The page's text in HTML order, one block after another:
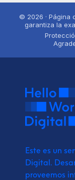
© 2026 · Página
garantiza la
Este es un
Digital.
proveemos